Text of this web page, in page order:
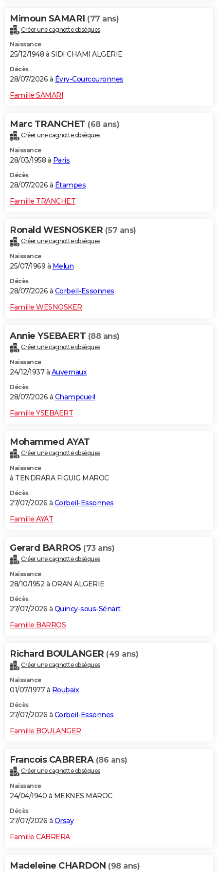
Mimoun SAMARI (77 ans)
Créer une cagnotte obsèques
Naissance
25/12/1948 à SIDI CHAMI ALGERIE
Décès
28/07/2026 à Évry-Courcouronnes
Famille SAMARI
Marc TRANCHET (68 ans)
Créer une cagnotte obsèques
Naissance
28/03/1958 à Paris
Décès
28/07/2026 à Étampes
Famille TRANCHET
Ronald WESNOSKER (57 ans)
Créer une cagnotte obsèques
Naissance
25/07/1969 à Melun
Décès
28/07/2026 à Corbeil-Essonnes
Famille WESNOSKER
Annie YSEBAERT (88 ans)
Créer une cagnotte obsèques
Naissance
24/12/1937 à Auvernaux
Décès
28/07/2026 à Champcueil
Famille YSEBAERT
Mohammed AYAT
Créer une cagnotte obsèques
Naissance
à TENDRARA FIGUIG MAROC
Décès
27/07/2026 à Corbeil-Essonnes
Famille AYAT
Gerard BARROS (73 ans)
Créer une cagnotte obsèques
Naissance
28/10/1952 à ORAN ALGERIE
Décès
27/07/2026 à Quincy-sous-Sénart
Famille BARROS
Richard BOULANGER (49 ans)
Créer une cagnotte obsèques
Naissance
01/07/1977 à Roubaix
Décès
27/07/2026 à Corbeil-Essonnes
Famille BOULANGER
Francois CABRERA (86 ans)
Créer une cagnotte obsèques
Naissance
24/04/1940 à MEKNES MAROC
Décès
27/07/2026 à Orsay
Famille CABRERA
Madeleine CHARDON (98 ans)